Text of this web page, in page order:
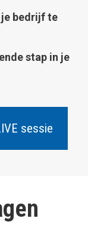
bedrijf te
stap in je
sessie